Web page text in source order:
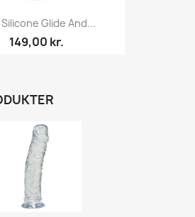
Glide And...
149,00 kr.